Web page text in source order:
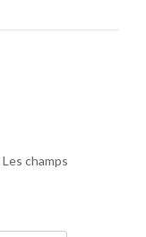
Les champs